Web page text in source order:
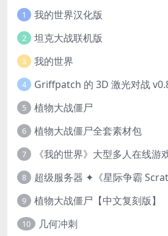
1 我的世界汉化版
2 坦克大战联机版
3 我的世界
4 Griffpatch 的 3D 激光对战
5 植物大战僵尸
6 植物大战僵尸全套素材包
7 《我的世界》大型多人在线
8 超级服务器 ✦《星际争霸
9 植物大战僵尸【中文复刻版】
10 几何冲刺